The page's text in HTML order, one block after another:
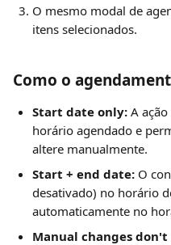
O mesmo modal de
itens selecionados.
Como o
Start date only: A
horário agendado e
altere manualmente.
Start + end date: O
desativado) no horário
automaticamente no
Manual changes